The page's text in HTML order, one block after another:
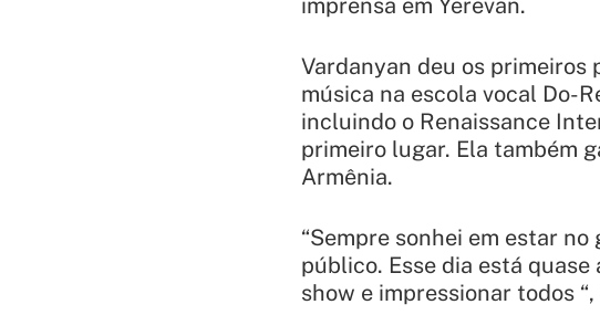
imprensa em Yerevan.
Vardanyan deu os primeiros
música na escola vocal Do-
incluindo o Renaissance
primeiro lugar. Ela também
Armênia.
“Sempre sonhei em estar
público. Esse dia está
show e impressionar todos